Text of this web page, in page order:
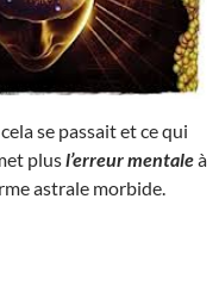
se passait et ce qui
plusl’erreur mentaleà
astrale morbide.